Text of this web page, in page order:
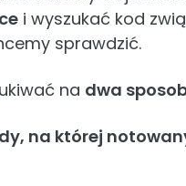
i wyszukać kod
sprawdzić.
na dwa
na której